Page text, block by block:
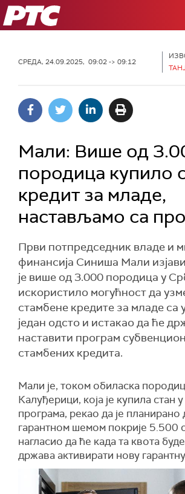
РТС
СРЕДА, 24.09.2025, 09:02 -> 09:12
Мали: Више од
породица купило
кредит за младе,
настављамо са
Први потпредседник владе и
финансија Синиша Мали
је више од 3.000 породица у
искористило могућност да
стамбене кредите за младе са
један одсто и истакао да ће
наставити програм
стамбених кредита.
Мали је, током обиласка
Калуђерици, која је купила стан
програма, рекао да је планирано
гарантном шемом покрије 5.500
нагласио да ће када та квота
држава активирати нову